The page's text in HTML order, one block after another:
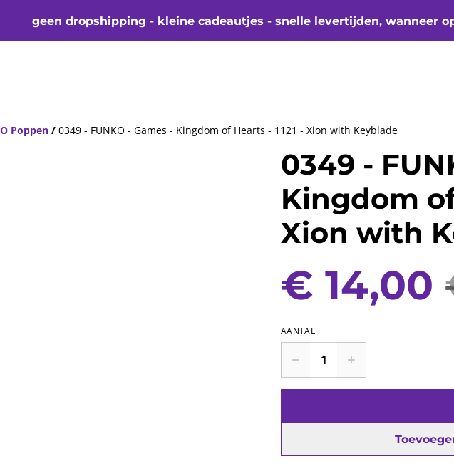
geen dropshipping - kleine cadeautjes - snelle levertijden, wanneer
Poppen / 0349 - FUNKO - Games - Kingdom of Hearts - 1121 - Xion with Keyblade
0349 -
Kingdom of
Xion with
€ 14,00
AANTAL